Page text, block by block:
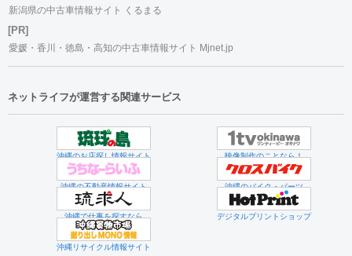
新潟県の中古車情報サイト くるまる
[PR]
愛媛・香川・徳島・高知の中古車情報サイト Mjnet.jp
ネットライフが運営する関連サービス
沖縄のお店探し情報サイト 映像制作のことなら！
沖縄の不動産情報サイト 沖縄のバイク・パーツ
沖縄で仕事を探すなら デジタルプリントショップ
沖縄リサイクル情報サイト